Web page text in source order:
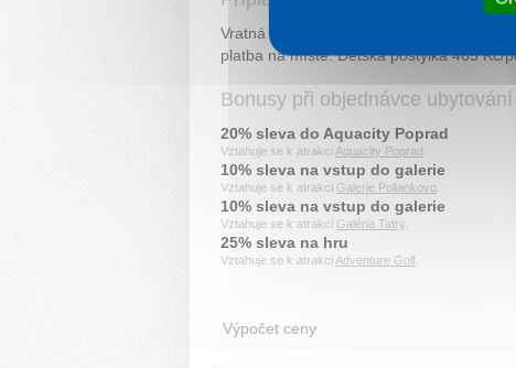
Vratná kauce 70 EUR/ubytování, platba
platba na místě. Dětská postýlka 465 Kč/
Bonusy při objednávce
20% sleva do Aquacity Poprad
Vztahuje se k atrakci Aquacity Poprad
10% sleva na vstup do galerie
Vztahuje se k atrakci Galerie Poliankovo
10% sleva na vstup do galerie
Vztahuje se k atrakci Galéria Tatry
25% sleva na hru
Vztahuje se k atrakci Adventure Golf
Výpočet ceny